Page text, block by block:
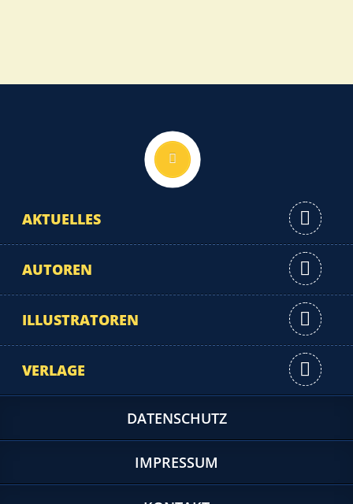
AKTUELLES
AUTOREN
ILLUSTRATOREN
VERLAGE
DATENSCHUTZ
IMPRESSUM